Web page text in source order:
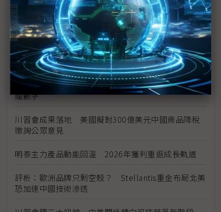
裕隆國產、外銷同步並進 嚴陳莉蓮：AI賦能強化核
心競爭力與轉型
茂林加速東南亞布局 越南新廠2Q量產、泰國建廠規
畫隨後上
川普關稅再退款206億美元 CBP同步修正兩週前烏
龍數字
川習會成果落地 美國擬對300億美元中國商品降稅
徵詢公眾意見
明泰主力產品動能回溫 2026年獲利重返成長軌道
評析：歐洲品牌只剩空殼？ Stellantis重金布局北美
恐加速中國技術滲透